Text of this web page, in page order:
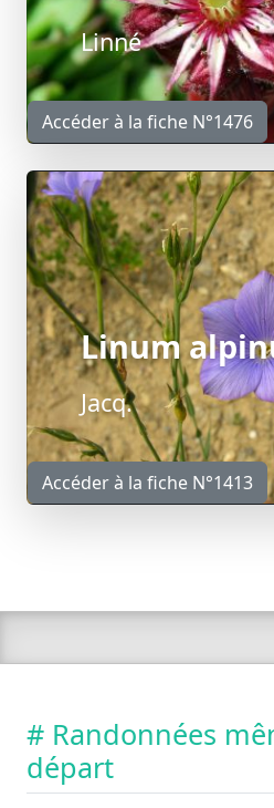
Linné
Accéder à la fiche N°1476
Linum
Jacq.
Accéder à la fiche N°1413
# Randonnées
départ